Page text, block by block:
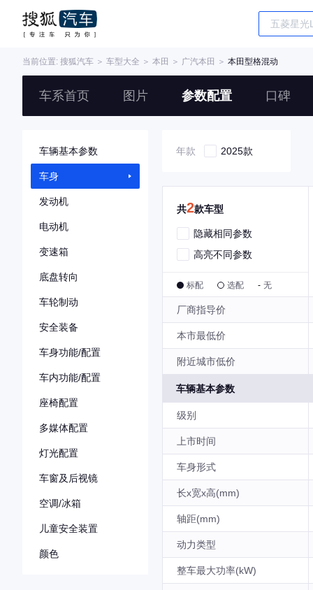
当前位置: 搜狐汽车 ＞ 车型大全 ＞ 本田 ＞ 广汽本田 ＞ 本田型格混动
车系首页 图片 参数配置 口碑
车辆基本参数
车身
发动机
电动机
变速箱
底盘转向
车轮制动
安全装备
车身功能/配置
车内功能/配置
座椅配置
多媒体配置
灯光配置
车窗及后视镜
空调/冰箱
儿童安全装置
颜色
年款 2025款
共2款车型
隐藏相同参数
高亮不同参数
标配 选配 - 无
厂商指导价
本市最低价
附近城市低价
车辆基本参数
级别
上市时间
车身形式
长x宽x高(mm)
轴距(mm)
动力类型
整车最大功率(kW)